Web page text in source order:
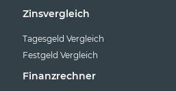
Zinsvergleich
Tagesgeld Vergleich
Festgeld Vergleich
Finanzrechner